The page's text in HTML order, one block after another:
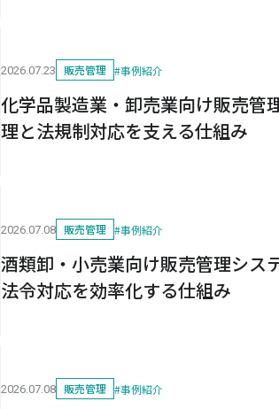
2026.07.23 販売管理 #事例紹介
化学品製造業・卸売業向け販売管
理と法規制対応を支える仕組み
2026.07.08 販売管理 #事例紹介
酒類卸・小売業向け販売管理シス
法令対応を効率化する仕組み
2026.07.08 販売管理 #事例紹介